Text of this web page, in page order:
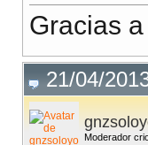
Gracias
21/04/
Moderador